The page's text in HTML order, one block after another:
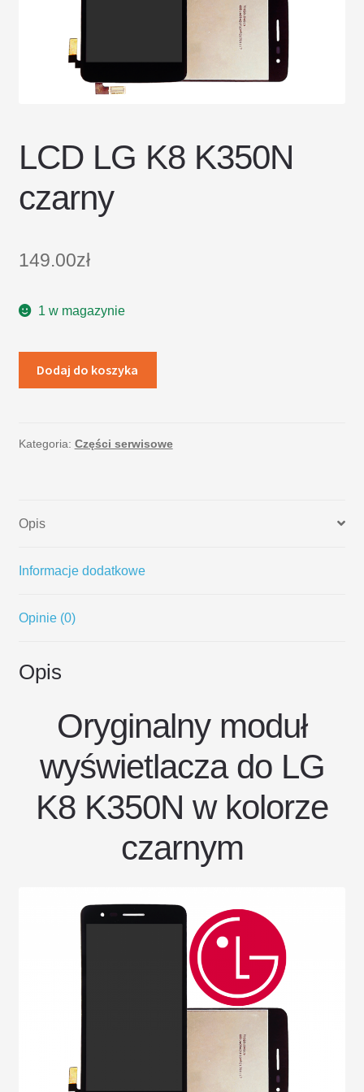
DOSTAWA I ZWROTY
POLITYKA PRYWATNOŚCI
LCD LG K8 K350N
czarny
149.00zł
1 w magazynie
Dodaj do koszyka
Kategoria: Części serwisowe
Opis
Informacje dodatkowe
Opinie (0)
Opis
Oryginalny moduł
wyświetlacza do LG
K8 K350N w kolorze
czarnym